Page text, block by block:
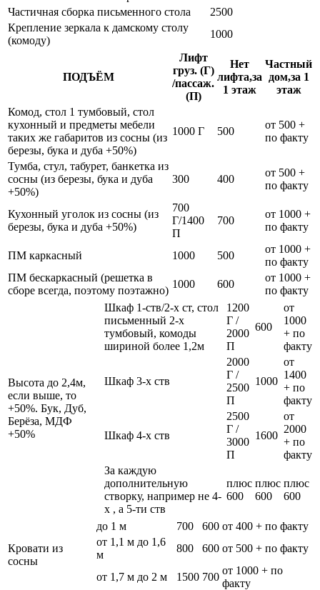
Частичная сборка письменного стола
2500
Крепление зеркала к дамскому столу
(комоду)
1000
ПОДЪЁМ
Лифт
груз. (Г)
/пассаж.
(П)
Нет
лифта,за
1 этаж
Частный
дом,за 1
этаж
Комод, стол 1 тумбовый, стол
кухонный и предметы мебели
таких же габаритов из сосны (из
березы, бука и дуба +50%)
1000 Г 500
от 500 +
по факту
Тумба, стул, табурет, банкетка из
сосны (из березы, бука и дуба
+50%)
300 400
от 500 +
по факту
Кухонный уголок из сосны (из
березы, бука и дуба +50%)
700
Г/1400
П
700
от 1000 +
по факту
ПМ каркасный 1000 500
от 1000 +
по факту
ПМ бескаркасный (решетка в
сборе всегда, поэтому поэтажно)
1000 600
от 1000 +
по факту
Высота до 2,4м,
если выше, то
+50%. Бук, Дуб,
Берёза, МДФ
+50%
Шкаф 1-ств/2-х ст, стол
письменный 2-х
тумбовый, комоды
шириной более 1,2м
1200
Г /
2000
П
600
от
1000
+ по
факту
Шкаф 3-х ств
2000
Г /
2500
П
1000
от
1400
+ по
факту
Шкаф 4-х ств
2500
Г /
3000
П
1600
от
2000
+ по
факту
За каждую
дополнительную
створку, например не 4-
х , а 5-ти ств
плюс
600
плюс
600
плюс
600
Кровати из
сосны
до 1 м 700 600 от 400 + по факту
от 1,1 м до 1,6
м
800 600 от 500 + по факту
от 1,7 м до 2 м 1500 700
от 1000 + по
факту